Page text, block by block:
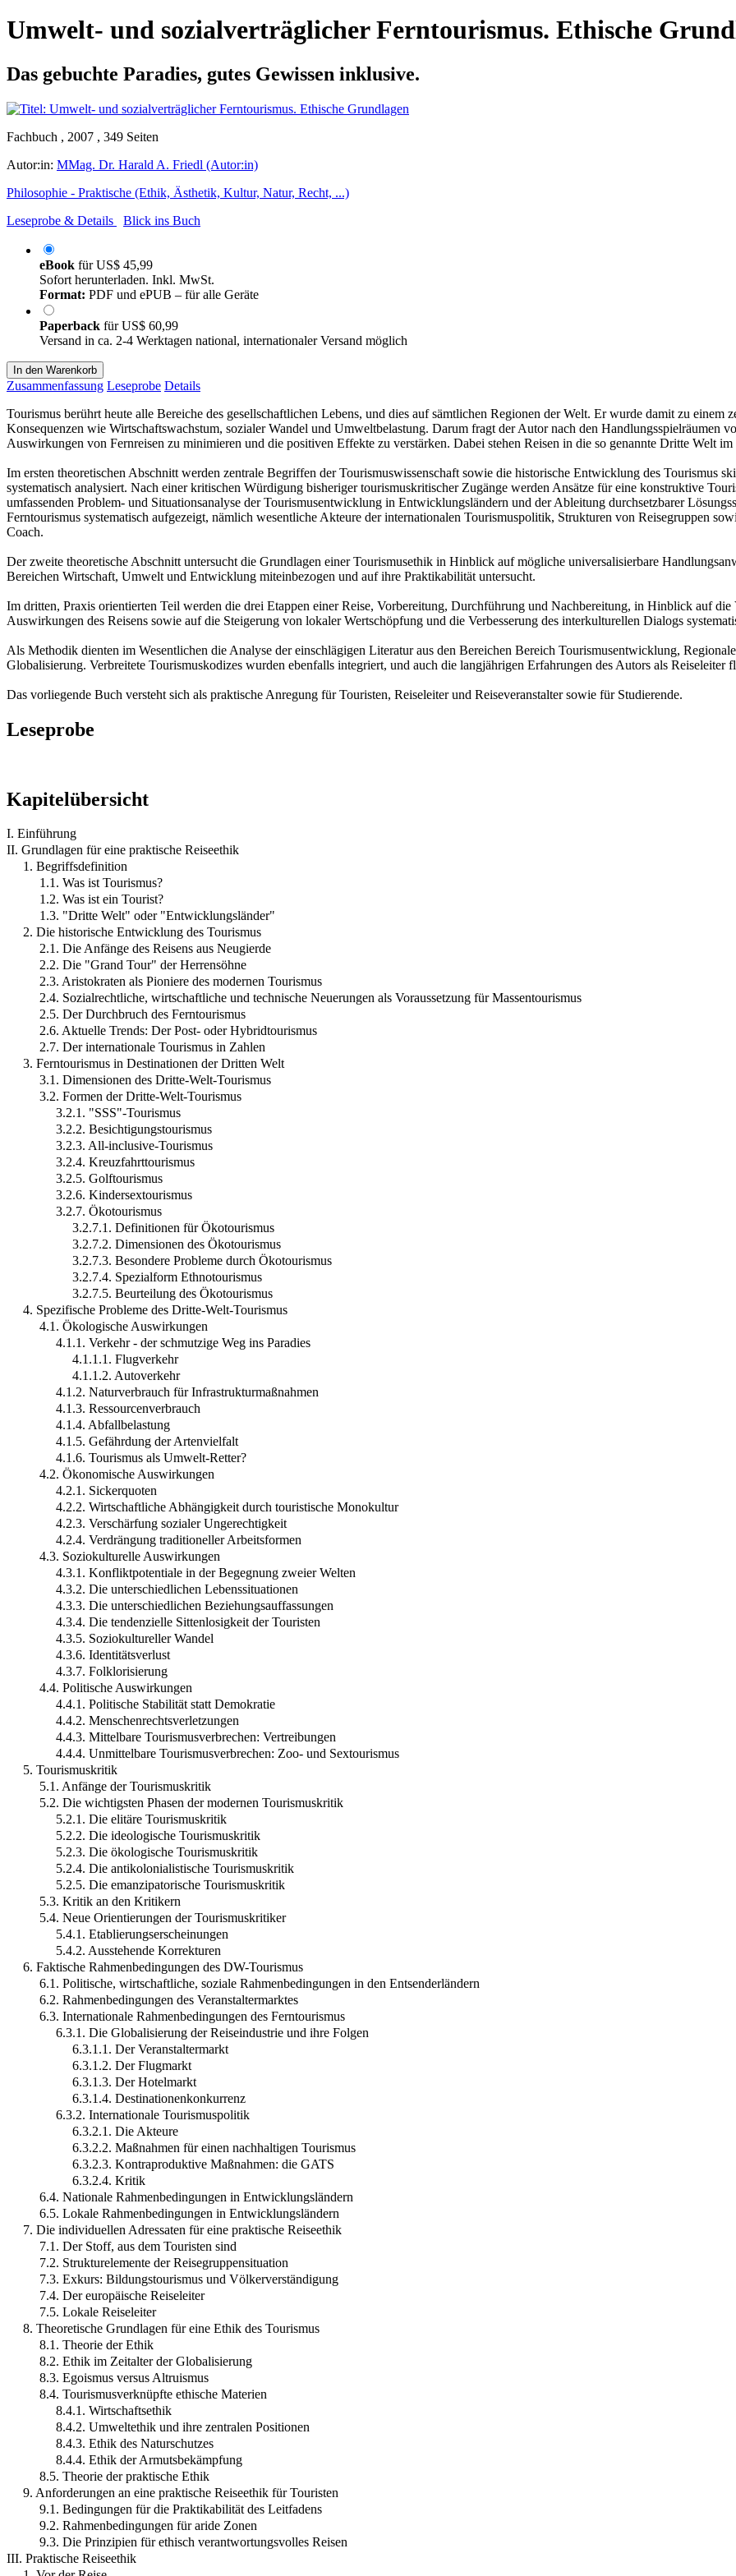
Umwelt- und sozialverträglicher Ferntourismus. Ethische
Das gebuchte Paradies, gutes Gewissen inklusive.
Fachbuch , 2007 , 349 Seiten
Autor:in: MMag. Dr. Harald A. Friedl (Autor:in)
Philosophie - Praktische (Ethik, Ästhetik, Kultur, Natur, Recht, ...)
Leseprobe & Details
Blick ins Buch
eBook fürUS$ 45,99
Sofort herunterladen. Inkl. MwSt.
Format: PDF und ePUB – für alle Geräte
Paperback fürUS$ 60,99
Versand in ca. 2-4 Werktagen national, internationaler Versand möglich
In den Warenkorb
Zusammenfassung Leseprobe Details
Tourismus berührt heute alle Bereiche des gesellschaftlichen Lebens, und dies auf sämtlichen Regionen der Welt. Er wurde damit zu einem
Konsequenzen wie Wirtschaftswachstum, sozialer Wandel und Umweltbelastung. Darum fragt der Autor nach den Handlungsspielräumen
Auswirkungen von Fernreisen zu minimieren und die positiven Effekte zu verstärken. Dabei stehen Reisen in die so genannte Dritte Welt
Im ersten theoretischen Abschnitt werden zentrale Begriffen der Tourismuswissenschaft sowie die historische Entwicklung des Tourismus
systematisch analysiert. Nach einer kritischen Würdigung bisheriger tourismuskritischer Zugänge werden Ansätze für eine konstruktive
umfassenden Problem- und Situationsanalyse der Tourismusentwicklung in Entwicklungsländern und der Ableitung durchsetzbarer
Ferntourismus systematisch aufgezeigt, nämlich wesentliche Akteure der internationalen Tourismuspolitik, Strukturen von Reisegruppen
Coach.
Der zweite theoretische Abschnitt untersucht die Grundlagen einer Tourismusethik in Hinblick auf mögliche universalisierbare
Bereichen Wirtschaft, Umwelt und Entwicklung miteinbezogen und auf ihre Praktikabilität untersucht.
Im dritten, Praxis orientierten Teil werden die drei Etappen einer Reise, Vorbereitung, Durchführung und Nachbereitung, in Hinblick auf
Auswirkungen des Reisens sowie auf die Steigerung von lokaler Wertschöpfung und die Verbesserung des interkulturellen Dialogs
Als Methodik dienten im Wesentlichen die Analyse der einschlägigen Literatur aus den Bereichen Bereich Tourismusentwicklung,
Globalisierung. Verbreitete Tourismuskodizes wurden ebenfalls integriert, und auch die langjährigen Erfahrungen des Autors als Reiseleiter
Das vorliegende Buch versteht sich als praktische Anregung für Touristen, Reiseleiter und Reiseveranstalter sowie für Studierende.
Leseprobe
Kapitelübersicht
I. Einführung
II. Grundlagen für eine praktische Reiseethik
1. Begriffsdefinition
1.1. Was ist Tourismus?
1.2. Was ist ein Tourist?
1.3. "Dritte Welt" oder "Entwicklungsländer"
2. Die historische Entwicklung des Tourismus
2.1. Die Anfänge des Reisens aus Neugierde
2.2. Die "Grand Tour" der Herrensöhne
2.3. Aristokraten als Pioniere des modernen Tourismus
2.4. Sozialrechtliche, wirtschaftliche und technische Neuerungen als Voraussetzung für Massentourismus
2.5. Der Durchbruch des Ferntourismus
2.6. Aktuelle Trends: Der Post- oder Hybridtourismus
2.7. Der internationale Tourismus in Zahlen
3. Ferntourismus in Destinationen der Dritten Welt
3.1. Dimensionen des Dritte-Welt-Tourismus
3.2. Formen der Dritte-Welt-Tourismus
3.2.1. "SSS"-Tourismus
3.2.2. Besichtigungstourismus
3.2.3. All-inclusive-Tourismus
3.2.4. Kreuzfahrttourismus
3.2.5. Golftourismus
3.2.6. Kindersextourismus
3.2.7. Ökotourismus
3.2.7.1. Definitionen für Ökotourismus
3.2.7.2. Dimensionen des Ökotourismus
3.2.7.3. Besondere Probleme durch Ökotourismus
3.2.7.4. Spezialform Ethnotourismus
3.2.7.5. Beurteilung des Ökotourismus
4. Spezifische Probleme des Dritte-Welt-Tourismus
4.1. Ökologische Auswirkungen
4.1.1. Verkehr - der schmutzige Weg ins Paradies
4.1.1.1. Flugverkehr
4.1.1.2. Autoverkehr
4.1.2. Naturverbrauch für Infrastrukturmaßnahmen
4.1.3. Ressourcenverbrauch
4.1.4. Abfallbelastung
4.1.5. Gefährdung der Artenvielfalt
4.1.6. Tourismus als Umwelt-Retter?
4.2. Ökonomische Auswirkungen
4.2.1. Sickerquoten
4.2.2. Wirtschaftliche Abhängigkeit durch touristische Monokultur
4.2.3. Verschärfung sozialer Ungerechtigkeit
4.2.4. Verdrängung traditioneller Arbeitsformen
4.3. Soziokulturelle Auswirkungen
4.3.1. Konfliktpotentiale in der Begegnung zweier Welten
4.3.2. Die unterschiedlichen Lebenssituationen
4.3.3. Die unterschiedlichen Beziehungsauffassungen
4.3.4. Die tendenzielle Sittenlosigkeit der Touristen
4.3.5. Soziokultureller Wandel
4.3.6. Identitätsverlust
4.3.7. Folklorisierung
4.4. Politische Auswirkungen
4.4.1. Politische Stabilität statt Demokratie
4.4.2. Menschenrechtsverletzungen
4.4.3. Mittelbare Tourismusverbrechen: Vertreibungen
4.4.4. Unmittelbare Tourismusverbrechen: Zoo- und Sextourismus
5. Tourismuskritik
5.1. Anfänge der Tourismuskritik
5.2. Die wichtigsten Phasen der modernen Tourismuskritik
5.2.1. Die elitäre Tourismuskritik
5.2.2. Die ideologische Tourismuskritik
5.2.3. Die ökologische Tourismuskritik
5.2.4. Die antikolonialistische Tourismuskritik
5.2.5. Die emanzipatorische Tourismuskritik
5.3. Kritik an den Kritikern
5.4. Neue Orientierungen der Tourismuskritiker
5.4.1. Etablierungserscheinungen
5.4.2. Ausstehende Korrekturen
6. Faktische Rahmenbedingungen des DW-Tourismus
6.1. Politische, wirtschaftliche, soziale Rahmenbedingungen in den Entsenderländern
6.2. Rahmenbedingungen des Veranstaltermarktes
6.3. Internationale Rahmenbedingungen des Ferntourismus
6.3.1. Die Globalisierung der Reiseindustrie und ihre Folgen
6.3.1.1. Der Veranstaltermarkt
6.3.1.2. Der Flugmarkt
6.3.1.3. Der Hotelmarkt
6.3.1.4. Destinationenkonkurrenz
6.3.2. Internationale Tourismuspolitik
6.3.2.1. Die Akteure
6.3.2.2. Maßnahmen für einen nachhaltigen Tourismus
6.3.2.3. Kontraproduktive Maßnahmen: die GATS
6.3.2.4. Kritik
6.4. Nationale Rahmenbedingungen in Entwicklungsländern
6.5. Lokale Rahmenbedingungen in Entwicklungsländern
7. Die individuellen Adressaten für eine praktische Reiseethik
7.1. Der Stoff, aus dem Touristen sind
7.2. Strukturelemente der Reisegruppensituation
7.3. Exkurs: Bildungstourismus und Völkerverständigung
7.4. Der europäische Reiseleiter
7.5. Lokale Reiseleiter
8. Theoretische Grundlagen für eine Ethik des Tourismus
8.1. Theorie der Ethik
8.2. Ethik im Zeitalter der Globalisierung
8.3. Egoismus versus Altruismus
8.4. Tourismusverknüpfte ethische Materien
8.4.1. Wirtschaftsethik
8.4.2. Umweltethik und ihre zentralen Positionen
8.4.3. Ethik des Naturschutzes
8.4.4. Ethik der Armutsbekämpfung
8.5. Theorie der praktische Ethik
9. Anforderungen an eine praktische Reiseethik für Touristen
9.1. Bedingungen für die Praktikabilität des Leitfadens
9.2. Rahmenbedingungen für aride Zonen
9.3. Die Prinzipien für ethisch verantwortungsvolles Reisen
III. Praktische Reiseethik